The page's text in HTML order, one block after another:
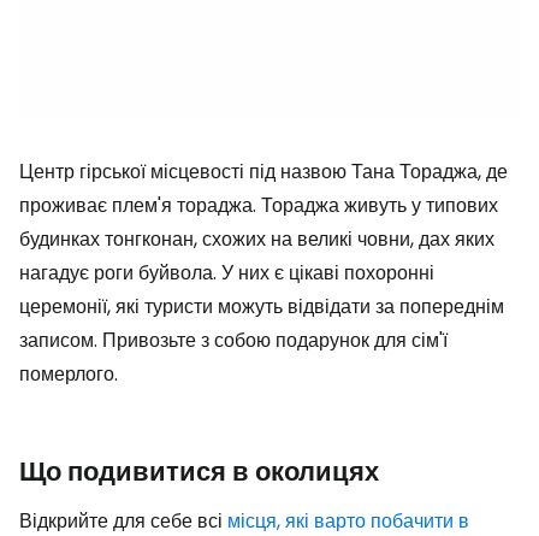
Центр гірської місцевості під назвою Тана Тораджа, де
проживає плем'я тораджа. Тораджа живуть у типових
будинках тонгконан, схожих на великі човни, дах яких
нагадує роги буйвола. У них є цікаві похоронні
церемонії, які туристи можуть відвідати за попереднім
записом. Привозьте з собою подарунок для сім'ї
померлого.
Що подивитися в околицях
Відкрийте для себе всі місця, які варто побачити в